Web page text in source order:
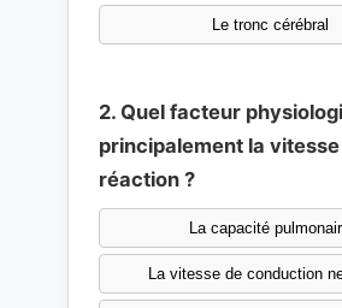
Le tronc cérébral
2. Quel facteur
principalement la
réaction ?
La capacité
La vitesse de conduction